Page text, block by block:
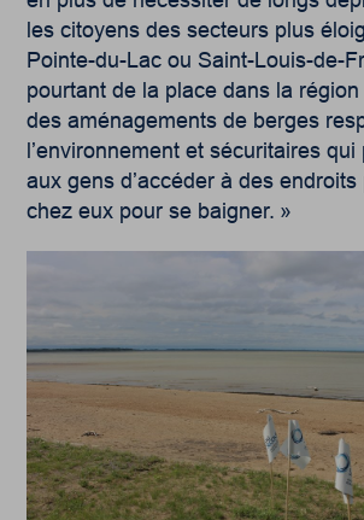
les citoyens des secteurs plus
Pointe-du-Lac ou Saint-Louis-de-
pourtant de la place dans la
des aménagements de berges
l’environnement et sécuritaires
aux gens d’accéder à des
chez eux pour se baigner. »